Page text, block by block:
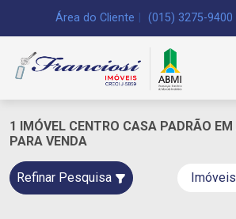
Área do Cliente (015) 3275-9400
1 IMÓVEL CENTRO CASA PADRÃO
PARA VENDA
Refinar Pesquisa